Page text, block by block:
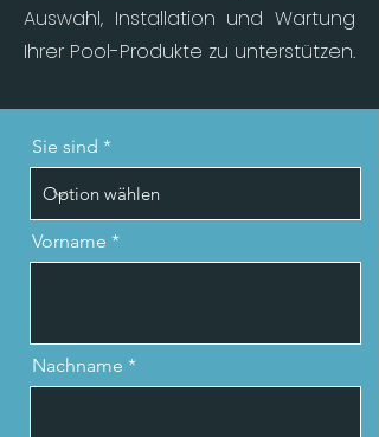
Auswahl, Installation und Wartung
Ihrer Pool-Produkte zu unterstützen.
Sie sind
Vorname
Nachname